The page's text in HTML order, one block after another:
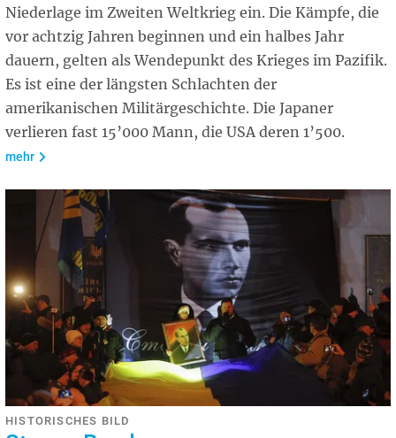
Niederlage im Zweiten Weltkrieg ein. Die Kämpfe, die
vor achtzig Jahren beginnen und ein halbes Jahr
dauern, gelten als Wendepunkt des Krieges im Pazifik.
Es ist eine der längsten Schlachten der
amerikanischen Militärgeschichte. Die Japaner
verlieren fast 15’000 Mann, die USA deren 1’500.
mehr
HISTORISCHES BILD